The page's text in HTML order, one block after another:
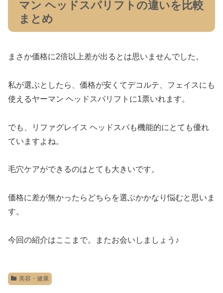
マン ヘッドスパリフトの違いを比較
まとめ
まさか価格に2倍以上差が出るとは思いませんでした。
私が選ぶとしたら、価格が安くてデコルテ、フェイスにも
使えるヤーマン ヘッドスパリフトに1票いれます。
でも、リファグレイス ヘッドスパも機能的にとても優れ
ていますよね。
毛穴ケアができるのはとても大きいです。
価格に差が無かったらどちらを選ぶかかなり悩むと思いま
す。
今回の紹介はここまで。またお会いしましょう♪
美容・健康